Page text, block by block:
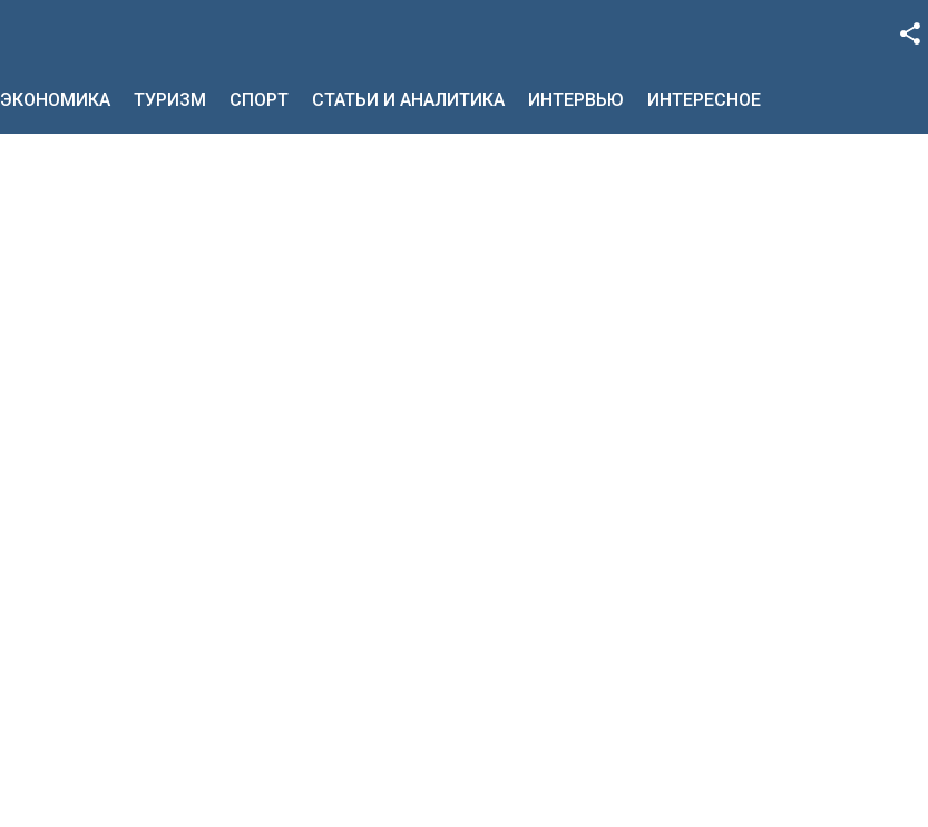
Google+
ЭКОНОМИКА ТУРИЗМ СПОРТ СТАТЬИ И АНАЛИТИКА ИНТЕРВЬЮ ИНТЕРЕСНОЕ